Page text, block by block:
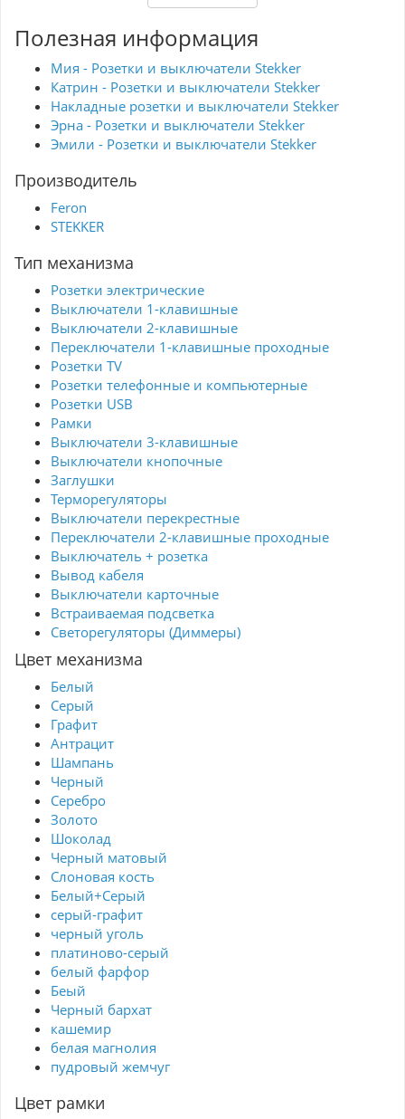
требуется удобный доступ к электроприборам.
не только стильный, но и надёжный элемент
для вашего пространства.
Полезная информация
Мия - Розетки и выключатели Stekker
Катрин - Розетки и выключатели Stekker
Накладные розетки и выключатели Stekker
Эрна - Розетки и выключатели Stekker
Эмили - Розетки и выключатели Stekker
Производитель
Feron
STEKKER
Тип механизма
Розетки электрические
Выключатели 1-клавишные
Выключатели 2-клавишные
Переключатели 1-клавишные проходные
Розетки TV
Розетки телефонные и компьютерные
Розетки USB
Рамки
Выключатели 3-клавишные
Выключатели кнопочные
Заглушки
Терморегуляторы
Выключатели перекрестные
Переключатели 2-клавишные проходные
Выключатель + розетка
Вывод кабеля
Выключатели карточные
Встраиваемая подсветка
Светорегуляторы (Диммеры)
Цвет механизма
Белый
Серый
Графит
Антрацит
Шампань
Черный
Серебро
Золото
Шоколад
Черный матовый
Слоновая кость
Белый+Серый
серый-графит
черный уголь
платиново-серый
белый фарфор
Беый
Черный бархат
кашемир
белая магнолия
пудровый жемчуг
Цвет рамки